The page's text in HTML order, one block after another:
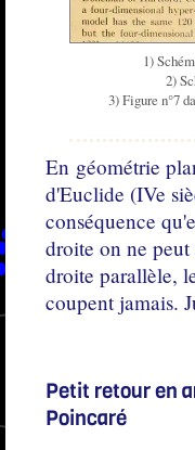
1)
2)
3) Figure n°7
En géométrie
d'Euclide (IVe
conséquence
droite on ne peut
droite parallèle,
coupent jamais.
Petit retour en
Poincaré